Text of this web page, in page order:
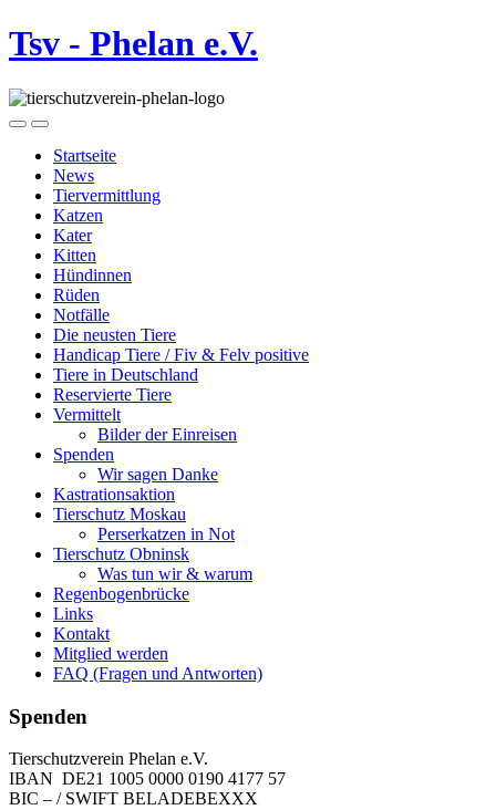
Tsv - Phelan e.V.
Startseite
News
Tiervermittlung
Katzen
Kater
Kitten
Hündinnen
Rüden
Notfälle
Die neusten Tiere
Handicap Tiere / Fiv & Felv positive
Tiere in Deutschland
Reservierte Tiere
Vermittelt
Bilder der Einreisen
Spenden
Wir sagen Danke
Kastrationsaktion
Tierschutz Moskau
Perserkatzen in Not
Tierschutz Obninsk
Was tun wir & warum
Regenbogenbrücke
Links
Kontakt
Mitglied werden
FAQ (Fragen und Antworten)
Spenden
Tierschutzverein Phelan e.V.
IBAN DE21 1005 0000 0190 4177 57
BIC – / SWIFT BELADEBEXXX